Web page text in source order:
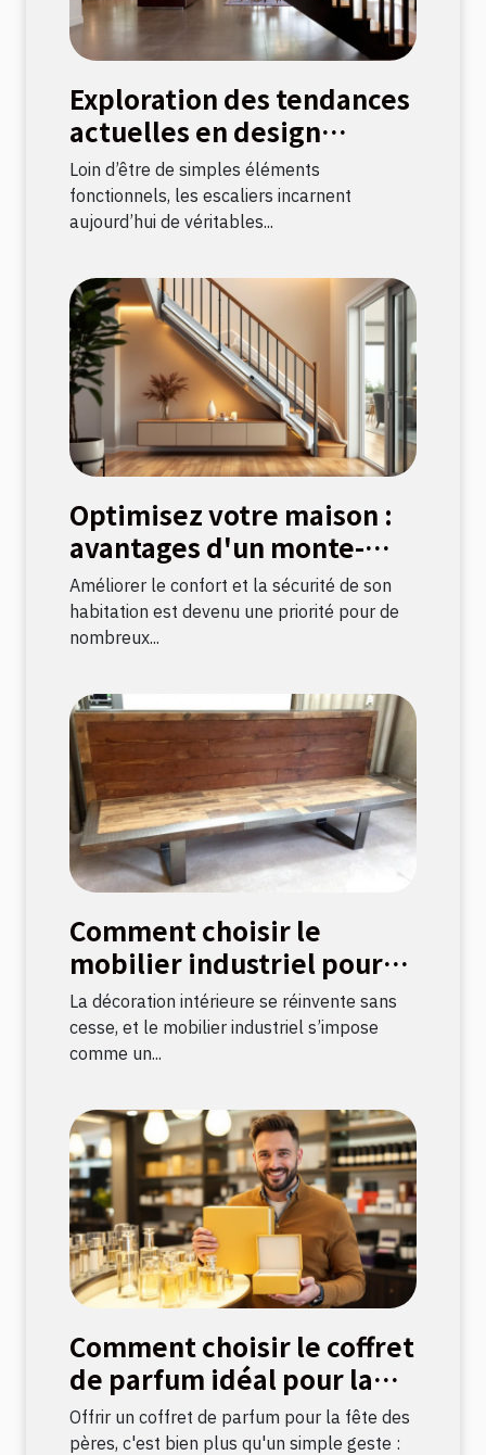
Exploration des tendances
actuelles en design
d'escaliers
Loin d’être de simples éléments
fonctionnels, les escaliers incarnent
aujourd’hui de véritables...
Optimisez votre maison :
avantages d'un monte-
escalier moderne
Améliorer le confort et la sécurité de son
habitation est devenu une priorité pour de
nombreux...
Comment choisir le
mobilier industriel pour
une décoration durable ?
La décoration intérieure se réinvente sans
cesse, et le mobilier industriel s’impose
comme un...
Comment choisir le coffret
de parfum idéal pour la
fête des pères ?
Offrir un coffret de parfum pour la fête des
pères, c'est bien plus qu'un simple geste :